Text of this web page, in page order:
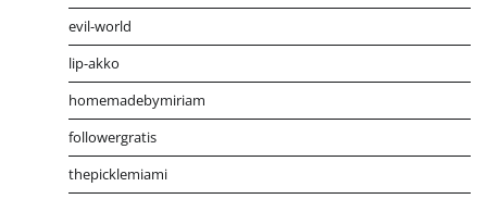
evil-world
lip-akko
homemadebymiriam
followergratis
thepicklemiami